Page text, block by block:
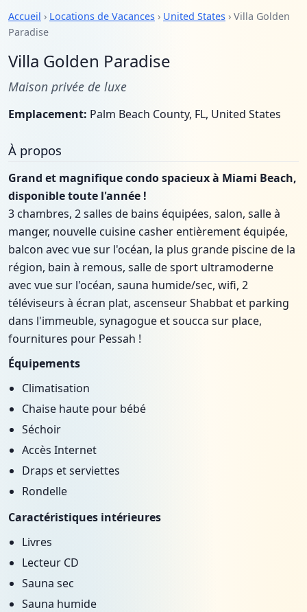
Accueil › Locations de Vacances › United States › Villa Golden
Paradise
Villa Golden Paradise
Maison privée de luxe
Emplacement: Palm Beach County, FL, United States
À propos
Grand et magnifique condo spacieux à Miami Beach,
disponible toute l'année !
3 chambres, 2 salles de bains équipées, salon, salle à
manger, nouvelle cuisine casher entièrement équipée,
balcon avec vue sur l'océan, la plus grande piscine de la
région, bain à remous, salle de sport ultramoderne
avec vue sur l'océan, sauna humide/sec, wifi, 2
téléviseurs à écran plat, ascenseur Shabbat et parking
dans l'immeuble, synagogue et soucca sur place,
fournitures pour Pessah !
Équipements
Climatisation
Chaise haute pour bébé
Séchoir
Accès Internet
Draps et serviettes
Rondelle
Caractéristiques intérieures
Livres
Lecteur CD
Sauna sec
Sauna humide